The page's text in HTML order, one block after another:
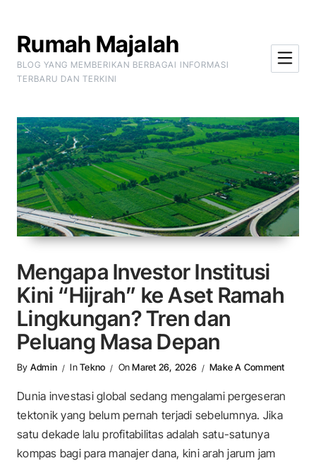
Rumah Majalah
BLOG YANG MEMBERIKAN BERBAGAI INFORMASI
TERBARU DAN TERKINI
Mengapa Investor Institusi
Kini “Hijrah” ke Aset Ramah
Lingkungan? Tren dan
Peluang Masa Depan
By Admin InTekno OnMaret 26, 2026 Make A CommentOn
Dunia investasi global sedang mengalami pergeseran
tektonik yang belum pernah terjadi sebelumnya. Jika
satu dekade lalu profitabilitas adalah satu-satunya
kompas bagi para manajer dana, kini arah jarum jam